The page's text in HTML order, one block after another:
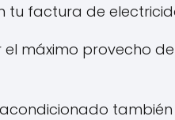
tu factura de
máximo provecho